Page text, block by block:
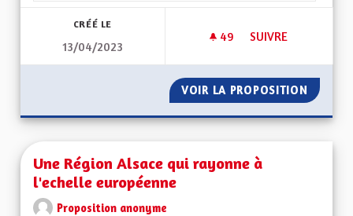
CRÉÉ LE
13/04/2023
49 49 ABONNÉS
SUIVRE
VOIR LA PROPOSITION ETRE
Une Région Alsace qui rayonne à
l'echelle européenne
Proposition anonyme